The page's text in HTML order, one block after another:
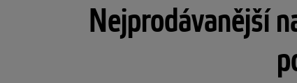
Nejprodávanější